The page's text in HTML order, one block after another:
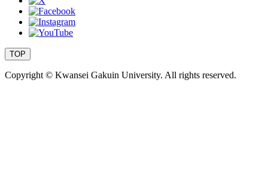
TOP
Copyright © Kwansei Gakuin University. All rights reserved.